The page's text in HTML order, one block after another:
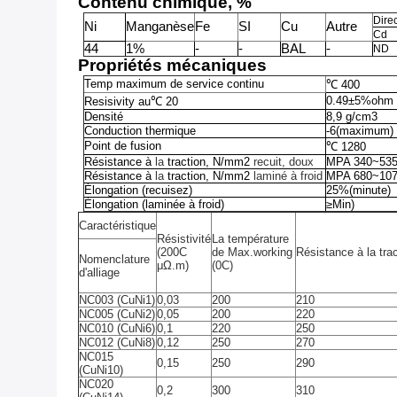
Ni ManganèseFe SI Cu Autre
Cd
44 1% - - BAL - ND
Propriétés mécaniques
Temp maximum de service continu ℃ 400
Resisivity au℃ 20
Densité
8,9 g/cm3
Conduction thermique
-6(maximum)
Point de fusion
℃ 1280
Résistance àlatraction, N/mm2 recuit, doux
MPA 340~535
Résistance àlatraction, N/mm2 laminé à froid MPA
Élongation (recuisez)
25%(minute)
Élongation (laminée à froid)
≥Min)
Caractéristique
Résistivité
(200C
μΩ.m)
La température
de Max.working
(0C)
Résistance à la
Nomenclature
d'alliage
NC003 (CuNi1)0,03 200 210
NC005 (CuNi2)0,05 200 220
NC010 (CuNi6)0,1 220 250
NC012 (CuNi8)0,12 250 270
NC015
(CuNi10)
0,15 250 290
NC020
0,2 300 310